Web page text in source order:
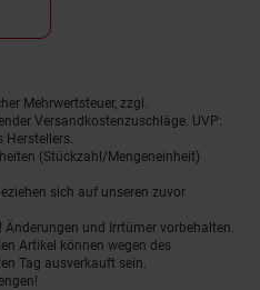
Mehrwertsteuer, zzgl.
Versandkostenzuschläge. UVP:
(Stückzahl/Mengeneinheit)
sich auf unseren zuvor
und Irrtümer vorbehalten.
Artikel können wegen des
Tag ausverkauft sein.